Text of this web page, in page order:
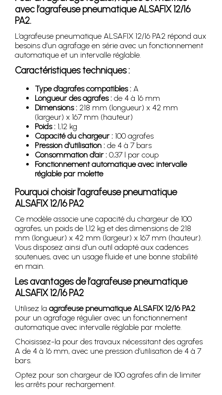
avec l’agrafeuse pneumatique ALSAFIX 12/16
PA2.
L’agrafeuse pneumatique ALSAFIX 12/16 PA2 répond aux
besoins d’un agrafage en série avec un fonctionnement
automatique et un intervalle réglable.
Caractéristiques techniques :
Type d’agrafes compatibles : A
Longueur des agrafes : de 4 à 16 mm
Dimensions : 218 mm (longueur) x 42 mm
(largeur) x 167 mm (hauteur)
Poids : 1,12 kg
Capacité du chargeur : 100 agrafes
Pression d’utilisation : de 4 à 7 bars
Consommation d’air : 0,37 l par coup
Fonctionnement automatique avec intervalle
réglable par molette
Pourquoi choisir l’agrafeuse pneumatique
ALSAFIX 12/16 PA2
Ce modèle associe une capacité du chargeur de 100
agrafes, un poids de 1,12 kg et des dimensions de 218
mm (longueur) x 42 mm (largeur) x 167 mm (hauteur).
Vous disposez ainsi d’un outil adapté aux cadences
soutenues, avec un usage fluide et une bonne stabilité
en main.
Les avantages de l’agrafeuse pneumatique
ALSAFIX 12/16 PA2
Utilisez la agrafeuse pneumatique ALSAFIX 12/16 PA2
pour un agrafage régulier avec un fonctionnement
automatique avec intervalle réglable par molette.
Choisissez-la pour des travaux nécessitant des agrafes
A de 4 à 16 mm, avec une pression d’utilisation de 4 à 7
bars.
Optez pour son chargeur de 100 agrafes afin de limiter
les arrêts pour rechargement.